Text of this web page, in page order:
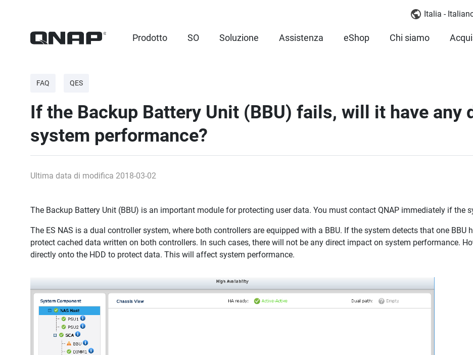
Italia -
Prodotto SO Soluzione Assistenza eShop Chi siamo
FAQ QES
If the Backup Battery Unit (BBU) fails, will it have any
system performance?
Ultima data di modifica 2018-03-02
The Backup Battery Unit (BBU) is an important module for protecting user data. You must contact QNAP immediately if the
The ES NAS is a dual controller system, where both controllers are equipped with a BBU. If the system detects that one BBU
protect cached data written on both controllers. In such cases, there will not be any direct impact on system performance.
directly onto the HDD to protect data. This will affect system performance.